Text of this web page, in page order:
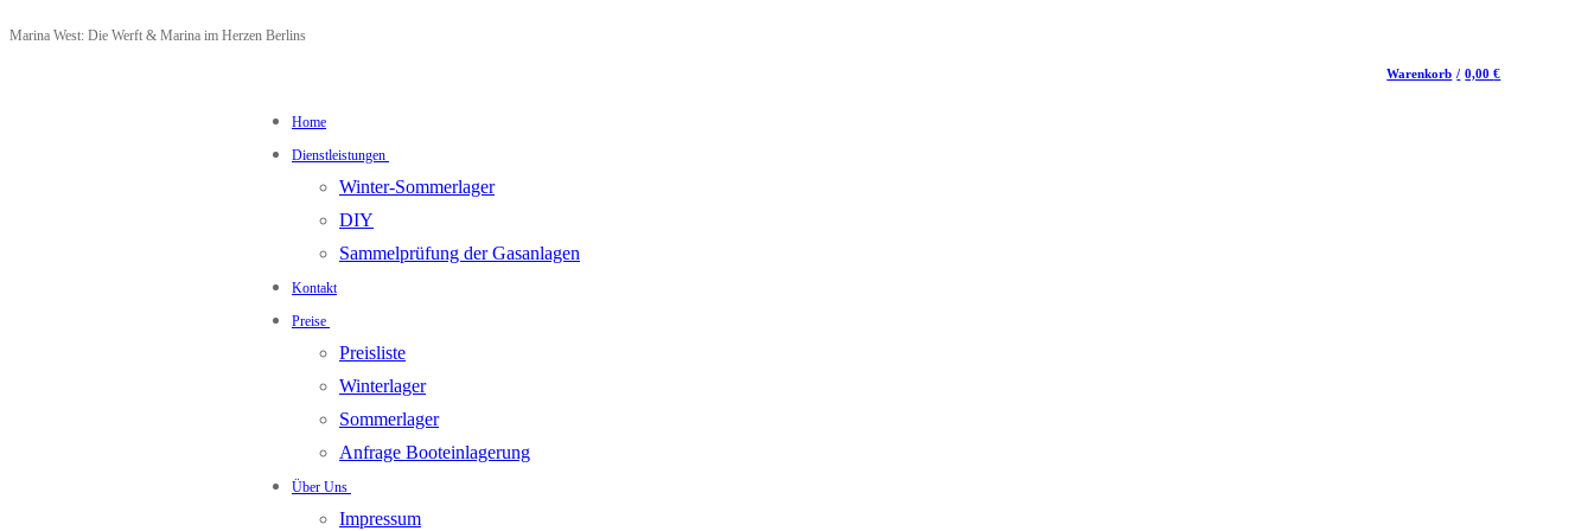
Zum
Menü
Schließen
Marina West: Die Werft & Marina im Herzen Berlins
Warenkorb / 0,00€
Home
Dienstleistungen
Winter-Sommerlager
DIY
Sammelprüfung der Gasanlagen
Kontakt
Preise
Preisliste
Winterlager
Sommerlager
Anfrage Booteinlagerung
Über Uns
Impressum